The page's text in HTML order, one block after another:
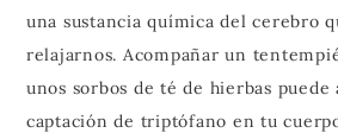
una sustancia química del cerebro
relajarnos. Acompañar un
unos sorbos de té de hierbas puede
captación de triptófano en tu